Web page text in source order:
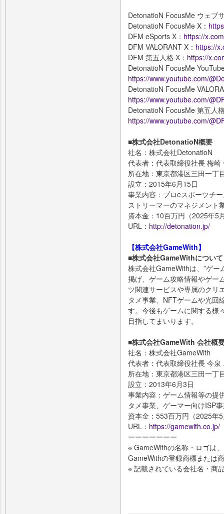
DetonatioN FocusMe ウェブ
DetonatioN FocusMe X：
DFM eSports X： https://
DFM VALORANT X： https://
DFM 第五人格 X： https://
DetonatioN FocusMe
https://www.youtube.com/
DetonatioN FocusMe
https://www.youtube.com/
DetonatioN FocusMe 第五人
https://www.youtube.com/
■株式会社DetonatioN概要
社名：株式会社DetonatioN
代表者：代表取締役社長 梅崎
所在地：東京都港区三田一丁
設立：2015年6月15日
事業内容：プロeスポーツチ
ストリーマーのマネジメント
資本金：10百万円（2025年5
URL： http://detonation.jp/
【株式会社GameWith】
■株式会社GameWithについて
株式会社GameWithは、”ゲー
掲げ、ゲーム攻略情報やゲー
ツ関連サービスや専属のクリ
タメ事業、NFTゲームや光回
す。今後もゲームに関する様
目指してまいります。
■株式会社GameWith 会社概
社名：株式会社GameWith
代表者：代表取締役社長 今泉
所在地：東京都港区三田一丁
設立：2013年6月3日
事業内容：ゲーム情報等の提
タメ事業、ゲーマー向けISP
資本金：553百万円（2025年
URL： https://gamewith.co.jp/
ーーーーーーー
※ GameWithの名称・ロゴは
GameWithの登録商標または
※ 記載されている会社名・商